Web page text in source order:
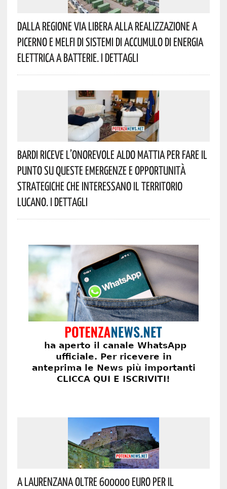
Dalla Regione Via Libera Alla Realizzazione A
Picerno E Melfi Di Sistemi Di Accumulo Di Energia
Elettrica A Batterie. I Dettagli
Bardi Riceve L’onorevole Aldo Mattia Per Fare Il
Punto Su Queste Emergenze E Opportunità
Strategiche Che Interessano Il Territorio
Lucano. I Dettagli
A Laurenzana Oltre 600000 Euro Per Il